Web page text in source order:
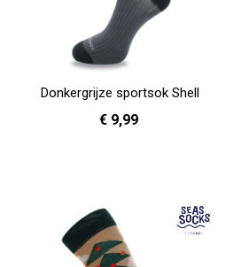
Donkergrijze sportsok Shell
€ 9,99